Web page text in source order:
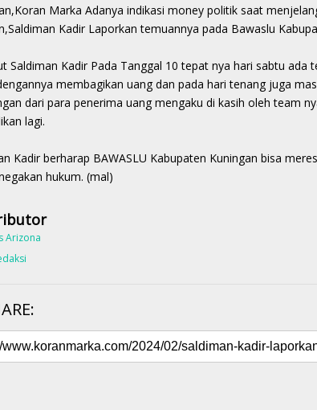
Marka Adanya indikasi money politik saat
Kadir Laporkan temuannya pada Bawaslu
Saldiman Kadir Pada Tanggal 10 tepat nya hari sabtu ada
membagikan uang dan pada hari tenang juga
dari para penerima uang mengaku di kasih oleh team
lagi.
Kadir berharap BAWASLU Kabupaten Kuningan bisa
hukum. (mal)
Arizona